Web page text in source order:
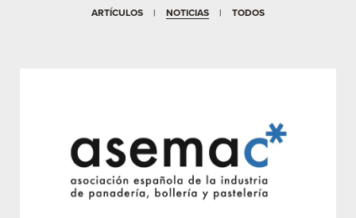
ARTÍCULOS | NOTICIAS | TODOS